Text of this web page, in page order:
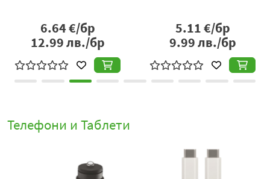
6.64€/бр
12.99лв./бр
5.11€/бр
9.99лв./бр
Телефони и Таблети